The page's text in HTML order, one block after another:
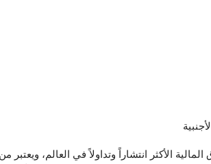
الأكثر انتشاراً وتداولاً في العالم، ويعتبر